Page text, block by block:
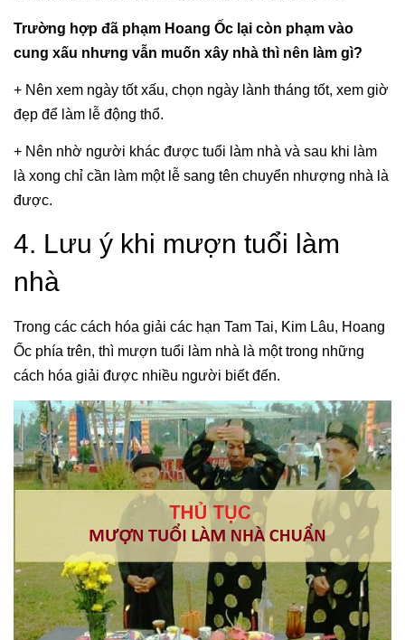
Trường hợp đã phạm Hoang Ốc lại còn phạm vào
cung xấu nhưng vẫn muốn xây nhà thì nên làm gì?
+ Nên xem ngày tốt xấu, chọn ngày lành tháng tốt, xem giờ
đẹp để làm lễ động thổ.
+ Nên nhờ người khác được tuổi làm nhà và sau khi làm
là xong chỉ cần làm một lễ sang tên chuyển nhượng nhà là
được.
4. Lưu ý khi mượn tuổi làm
nhà
Trong các cách hóa giải các hạn Tam Tai, Kim Lâu, Hoang
Ốc phía trên, thì mượn tuổi làm nhà là một trong những
cách hóa giải được nhiều người biết đến.